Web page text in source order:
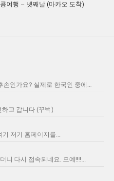
여행 – 넷째날 (마카오 도착)
손인가요? 실제로 한국인 중에...
하고 갑니다 (꾸벅)
저기 홈페이지를...
니 다시 접속되네요. 오예!!!!...